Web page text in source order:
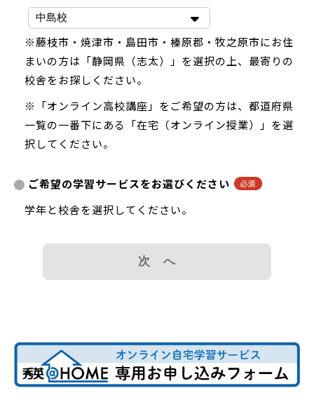
※藤枝市・焼津市・島田市・榛原郡・牧之原市にお住
まいの方は「静岡県（志太）」を選択の上、最寄りの
校舎をお探しください。
※「オンライン高校講座」をご希望の方は、都道府県
一覧の一番下にある「在宅（オンライン授業）」を選
択してください。
ご希望の学習サービスをお選びください
学年と校舎を選択してください。